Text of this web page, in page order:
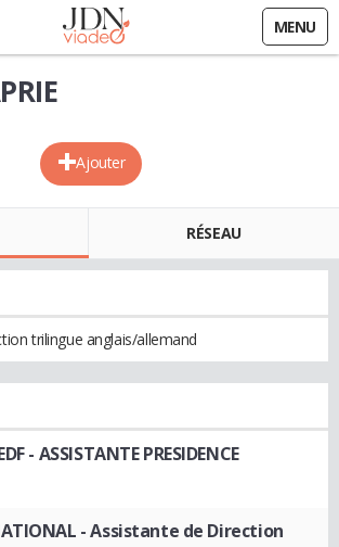
MENU
Ajouter
RÉSEAU
trilingue anglais/allemand
- ASSISTANTE PRESIDENCE
- Assistante de Direction